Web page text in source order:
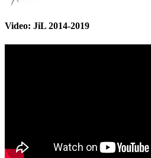
Video: JiL 2014-2019